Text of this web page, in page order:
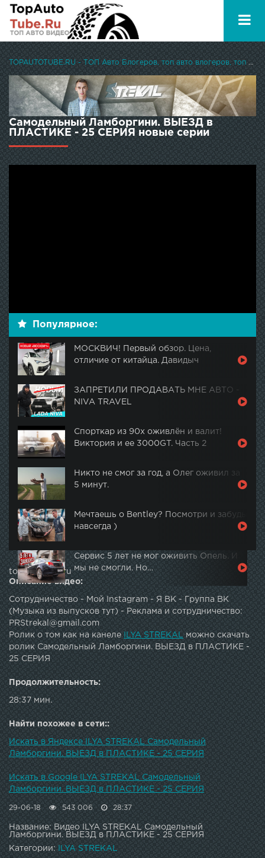
TOPAUTOTUBE.RU - ТОП Авто Блогеров, топ авто влогеров, топ авто ютуберов
Самодельный Ламборгини. ВЫЕЗД в
ПЛАСТИКЕ - 25 СЕРИЯ новые серии
Популярное:
МОСКВИЧ! Первый обзор. Цена,
отличие от китайца. Давидыч
ЗАПРЕТИЛИ ПРОДАВАТЬ МНЕ АВТО -
NIVA TRAVEL
Спорткар из 90х оживлён и валит!
Виктория и ее 3000GT. Часть 2
Никто не смог за год, а Олег оживил за
5 минут.
Мечтаешь о Bentley? Посмотри и забудь
навсегда )
Сервис 5 лет не мог оживить Опель. И
мы не смогли. Но…
topautotube.ru
Описание видео:
Сотрудничество - Мой Instagram - Я ВК - Группа ВК
(Музыка из выпусков тут) - Реклама и сотрудничество:
PRStrekal@gmail.com
Ролик о том как на канелеILYA STREKALможно скачать
ролик Самодельный Ламборгини. ВЫЕЗД в ПЛАСТИКЕ -
25 СЕРИЯ
Продолжительность:
28:37 мин.
Найти похожее в сети::
Искать в Яндексе ILYA STREKAL Самодельный
Ламборгини. ВЫЕЗД в ПЛАСТИКЕ - 25 СЕРИЯ
Искать в Google ILYA STREKAL Самодельный
Ламборгини. ВЫЕЗД в ПЛАСТИКЕ - 25 СЕРИЯ
29-06-18 543 006 28:37
Название: Видео ILYA STREKAL Самодельный
Ламборгини. ВЫЕЗД в ПЛАСТИКЕ - 25 СЕРИЯ
Категории:ILYA STREKAL